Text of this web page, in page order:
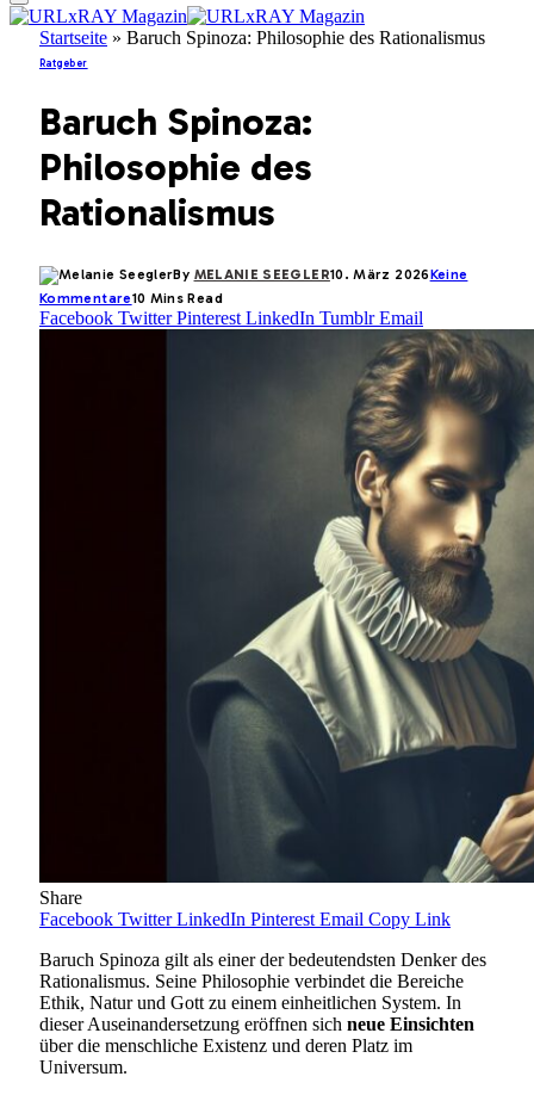
Startseite » Baruch Spinoza: Philosophie des Rationalismus
Ratgeber
Baruch Spinoza:
Philosophie des
Rationalismus
By MELANIE SEEGLER10. März 2026Keine
Kommentare10 Mins Read
Facebook Twitter Pinterest LinkedIn Tumblr Email
Share
Facebook Twitter LinkedIn Pinterest Email Copy Link
Baruch Spinoza gilt als einer der bedeutendsten Denker des
Rationalismus. Seine Philosophie verbindet die Bereiche
Ethik, Natur und Gott zu einem einheitlichen System. In
dieser Auseinandersetzung eröffnen sich neue Einsichten
über die menschliche Existenz und deren Platz im
Universum.